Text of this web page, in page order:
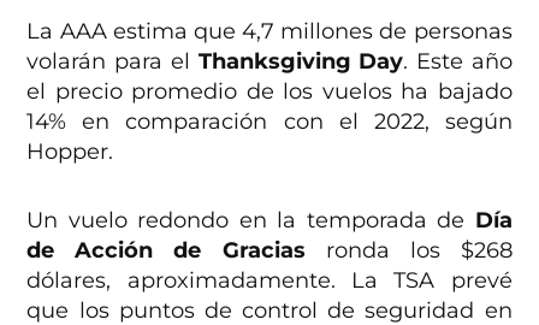
La AAA estima que 4,7 millones de personas
volarán para el Thanksgiving Day. Este año
el precio promedio de los vuelos ha bajado
14% en comparación con el 2022, según
Hopper.
Un vuelo redondo en la temporada de Día
de Acción de Gracias ronda los $268
dólares, aproximadamente. La TSA prevé
que los puntos de control de seguridad en